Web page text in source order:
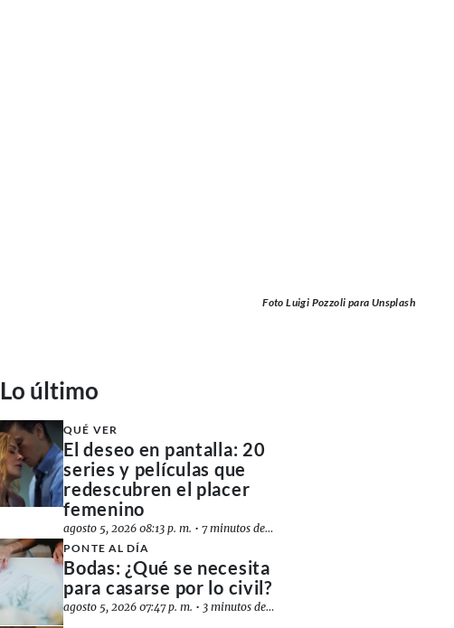
Foto Luigi Pozzoli para Unsplash
Lo último
QUÉ VER
El deseo en pantalla: 20
series y películas que
redescubren el placer
femenino
agosto 5, 2026 08:13 p. m. •7 minutos de lectura
PONTE AL DÍA
Bodas: ¿Qué se necesita
para casarse por lo civil?
agosto 5, 2026 07:47 p. m. • 3 minutos de lectura